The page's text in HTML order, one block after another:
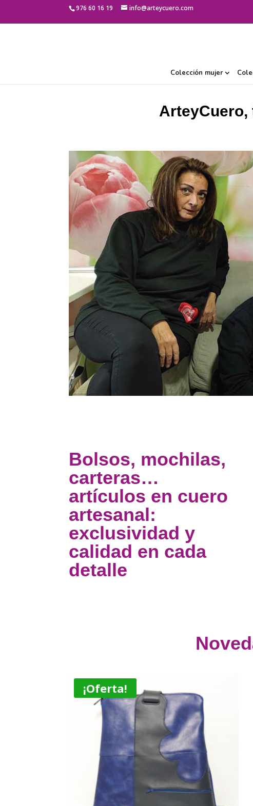
976 60 16 19 info@arteycuero.com
Colección mujer
ArteyCuero,
a la excelencia
Bolsos, mochilas,
carteras…
artículos en cuero
artesanal:
exclusividad y
calidad en cada
detalle
¡Oferta!